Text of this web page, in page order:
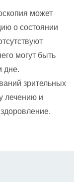
может
о состоянии
могут быть
дне.
зрительных
лечению и